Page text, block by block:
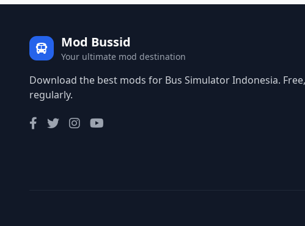
Mod Bussid
Your ultimate mod destination
Download the best mods for Bus Simulator Indonesia.
regularly.